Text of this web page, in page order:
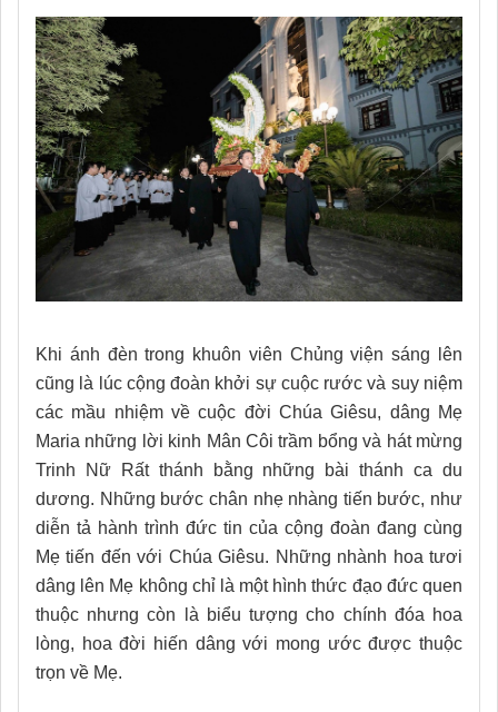
Khi ánh đèn trong khuôn viên Chủng viện sáng lên
cũng là lúc cộng đoàn khởi sự cuộc rước và suy niệm
các mầu nhiệm về cuộc đời Chúa Giêsu, dâng Mẹ
Maria những lời kinh Mân Côi trầm bổng và hát mừng
Trinh Nữ Rất thánh bằng những bài thánh ca du
dương. Những bước chân nhẹ nhàng tiến bước, như
diễn tả hành trình đức tin của cộng đoàn đang cùng
Mẹ tiến đến với Chúa Giêsu. Những nhành hoa tươi
dâng lên Mẹ không chỉ là một hình thức đạo đức quen
thuộc nhưng còn là biểu tượng cho chính đóa hoa
lòng, hoa đời hiến dâng với mong ước được thuộc
trọn về Mẹ.